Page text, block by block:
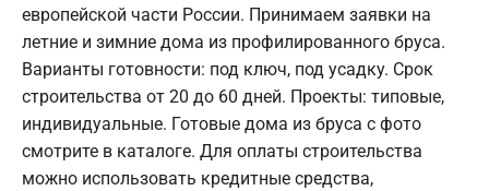
европейской части России. Принимаем заявки на
летние и зимние дома из профилированного бруса.
Варианты готовности: под ключ, под усадку. Срок
строительства от 20 до 60 дней. Проекты: типовые,
индивидуальные. Готовые дома из бруса с фото
смотрите в каталоге. Для оплаты строительства
можно использовать кредитные средства,